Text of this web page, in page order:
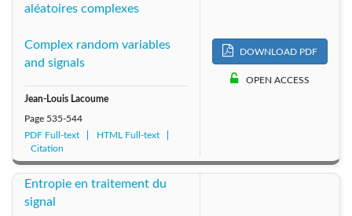
aléatoires complexes
Complex random variables
and signals
Jean-Louis Lacoume
Page 535-544
PDF Full-text
HTML Full-text
Citation
DOWNLOAD PDF
OPEN ACCESS
Entropie en traitement du
signal